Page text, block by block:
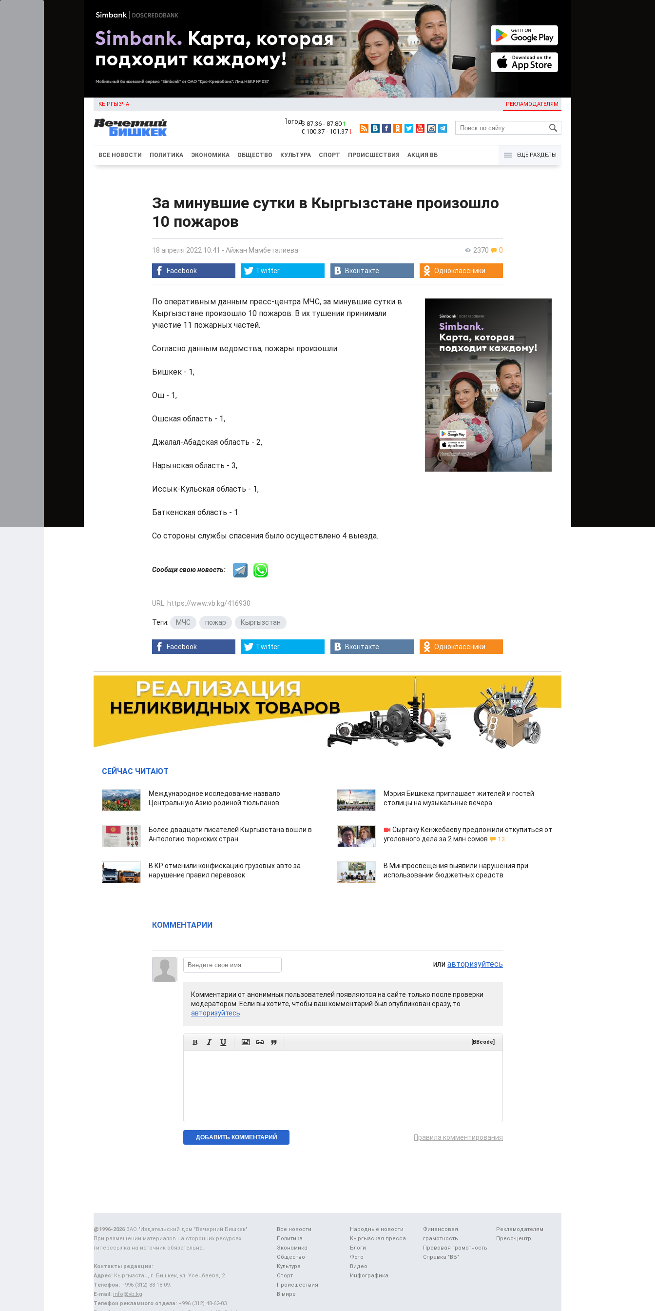
КЫРГЫЗЧА РЕКЛАМОДАТЕЛЯМ
KG
$ 87.36 - 87.80
€ 100.37 - 101.37
ВСЕ НОВОСТИ ПОЛИТИКА ЭКОНОМИКА ОБЩЕСТВО КУЛЬТУРА СПОРТ ПРОИСШЕСТВИЯ АКЦИЯ ВБ ЕЩЁ РАЗДЕЛЫ
За минувшие сутки в Кыргызстане произошло
10 пожаров
2370 0
18 апреля 2022 10:41 - Айжан Мамбеталиева
Facebook Twitter Вконтакте Одноклассники
По оперативным данным пресс-центра МЧС, за минувшие сутки в
Кыргызстане произошло 10 пожаров. В их тушении принимали
участие 11 пожарных частей.
Согласно данным ведомства, пожары произошли:
Бишкек - 1,
Ош - 1,
Ошская область - 1,
Джалал-Абадская область - 2,
Нарынская область - 3,
Иссык-Кульская область - 1,
Баткенская область - 1.
Со стороны службы спасения было осуществлено 4 выезда.
Сообщи свою новость:
URL: https://www.vb.kg/416930
Теги: МЧС пожар Кыргызстан
Facebook Twitter Вконтакте Одноклассники
СЕЙЧАС ЧИТАЮТ
Международное исследование назвало
Центральную Азию родиной тюльпанов
Мэрия Бишкека приглашает жителей и гостей
столицы на музыкальные вечера
Более двадцати писателей Кыргызстана вошли в
Антологию тюркских стран
Сыргаку Кенжебаеву предложили откупиться от
уголовного дела за 2 млн сомов
13
В КР отменили конфискацию грузовых авто за
нарушение правил перевозок
В Минпросвещения выявили нарушения при
использовании бюджетных средств
КОММЕНТАРИИ
или авторизуйтесь
Комментарии от анонимных пользователей появляются на сайте только после проверки
модератором. Если вы хотите, чтобы ваш комментарий был опубликован сразу, то
авторизуйтесь
      [BBcode]
Правила комментирования
Все новости
Политика
Экономика
Общество
Культура
Спорт
Происшествия
В мире
Народные новости
Кыргызская пресса
Блоги
Фото
Видео
Инфографика
Финансовая
грамотность
Правовая грамотность
Справка "ВБ"
Рекламодателям
Пресс-центр
@1996-2026ЗАО "Издательский дом "Вечерний Бишкек"
При размещении материалов на сторонних ресурсах
гиперссылка на источник обязательна.
Контакты редакции:
Адрес: Кыргызстан, г. Бишкек, ул. Усенбаева, 2.
Телефон: +996 (312) 88-18-09.
E-mail: info@vb.kg
Телефон рекламного отдела: +996 (312) 48-62-03.